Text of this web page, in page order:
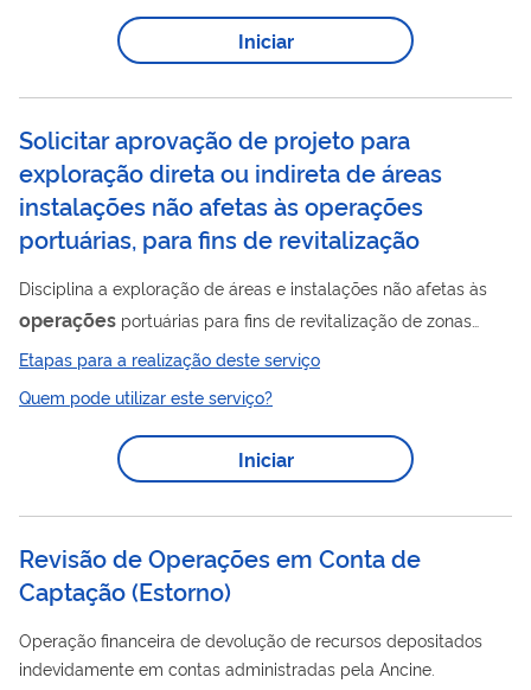
Iniciar
Solicitar aprovação de projeto para
exploração direta ou indireta de áreas
instalações não afetas às operações
portuárias, para fins de revitalização
Disciplina a exploração de áreas e instalações não afetas às
operações portuárias para fins de revitalização de zonas
portuárias. Refere-se ao processo de análise dos critérios a
serem observados pela administração do porto organizado
para a exploração direta ou indireta de áreas não afetas às
portuárias, para fins de revitalização. Ressalta-se
que a proposta inicial encaminhada pela autoridade portuária
Aquaviários) envolve...
Etapas para a realização deste serviço
Quem pode utilizar este serviço?
Iniciar
Revisão de Operações em Conta de
Captação (Estorno)
Operação financeira de devolução de recursos depositados
indevidamente em contas administradas pela Ancine.